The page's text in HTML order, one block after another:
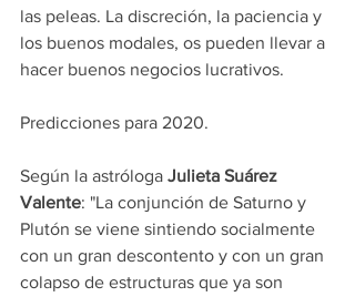
las peleas. La discreción, la paciencia y
los buenos modales, os pueden llevar a
hacer buenos negocios lucrativos.
Predicciones para 2020.
Según la astróloga Julieta Suárez
Valente: "La conjunción de Saturno y
Plutón se viene sintiendo socialmente
con un gran descontento y con un gran
colapso de estructuras que ya son